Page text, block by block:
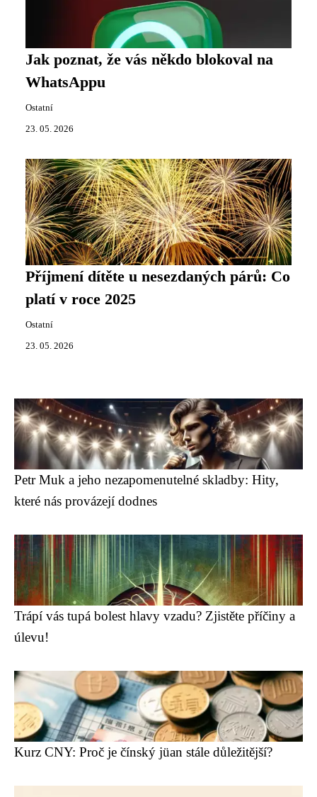
Jak poznat, že vás někdo blokoval na
WhatsAppu
Ostatní
23. 05. 2026
Příjmení dítěte u nesezdaných párů: Co
platí v roce 2025
Ostatní
23. 05. 2026
Petr Muk a jeho nezapomenutelné skladby: Hity,
které nás provázejí dodnes
Trápí vás tupá bolest hlavy vzadu? Zjistěte příčiny a
úlevu!
Kurz CNY: Proč je čínský jüan stále důležitější?